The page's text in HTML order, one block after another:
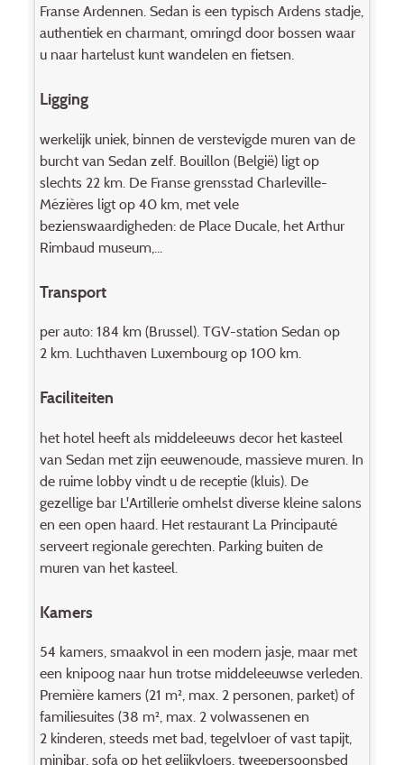
Franse Ardennen. Sedan is een typisch Ardens stadje,
authentiek en charmant, omringd door bossen waar
u naar hartelust kunt wandelen en fietsen.
Ligging
werkelijk uniek, binnen de verstevigde muren van de
burcht van Sedan zelf. Bouillon (België) ligt op
slechts 22 km. De Franse grensstad Charleville-
Mézières ligt op 40 km, met vele
bezienswaardigheden: de Place Ducale, het Arthur
Rimbaud museum,...
Transport
per auto: 184 km (Brussel). TGV-station Sedan op
2 km. Luchthaven Luxembourg op 100 km.
Faciliteiten
het hotel heeft als middeleeuws decor het kasteel
van Sedan met zijn eeuwenoude, massieve muren. In
de ruime lobby vindt u de receptie (kluis). De
gezellige bar L'Artillerie omhelst diverse kleine salons
en een open haard. Het restaurant La Principauté
serveert regionale gerechten. Parking buiten de
muren van het kasteel.
Kamers
54 kamers, smaakvol in een modern jasje, maar met
een knip­oog naar hun trotse middeleeuwse verleden.
Première kamers (21 m², max. 2 personen, parket) of
familiesuites (38 m², max. 2 volwassenen en
2 kinderen, steeds met bad, tegelvloer of vast tapijt,
minibar, sofa op het gelijkvloers, tweepersoonsbed